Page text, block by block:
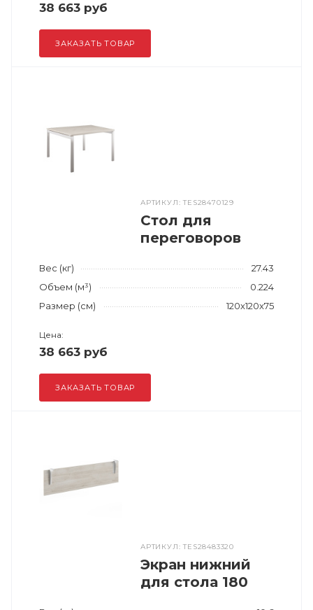
38 663 руб
ЗАКАЗАТЬ ТОВАР
АРТИКУЛ: TES28470129
Стол для
переговоров
Вес (кг)
27.43
Объем (м³)
0.224
Размер (см)
120x120x75
Цена:
38 663 руб
ЗАКАЗАТЬ ТОВАР
АРТИКУЛ: TES28483320
Экран нижний
для стола 180